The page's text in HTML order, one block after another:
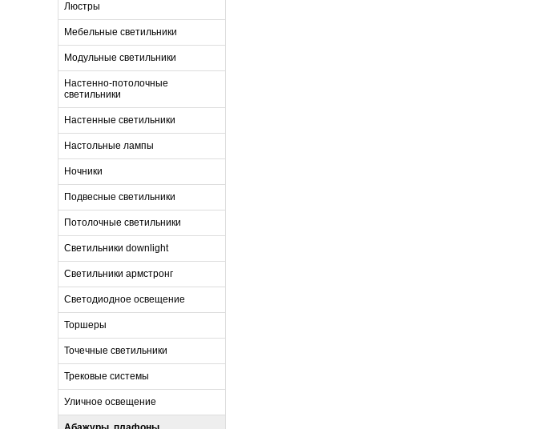
Люстры
Мебельные светильники
Модульные светильники
Настенно-потолочные
светильники
Настенные светильники
Настольные лампы
Ночники
Подвесные светильники
Потолочные светильники
Светильники downlight
Светильники армстронг
Светодиодное освещение
Торшеры
Точечные светильники
Трековые системы
Уличное освещение